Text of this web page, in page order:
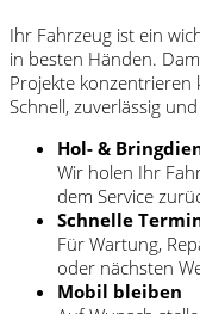
Ihr Fahrzeug ist ein
in besten Händen.
Projekte konzentrieren
Schnell, zuverlässig
Hol- &
Wir holen Ihr
dem Service
Schnelle
Für Wartung,
oder nächsten
Mobil bleiben